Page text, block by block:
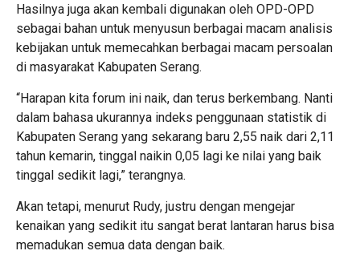
Hasilnya juga akan kembali digunakan oleh OPD-OPD
sebagai bahan untuk menyusun berbagai macam analisis
kebijakan untuk memecahkan berbagai macam persoalan
di masyarakat Kabupaten Serang.
“Harapan kita forum ini naik, dan terus berkembang. Nanti
dalam bahasa ukurannya indeks penggunaan statistik di
Kabupaten Serang yang sekarang baru 2,55 naik dari 2,11
tahun kemarin, tinggal naikin 0,05 lagi ke nilai yang baik
tinggal sedikit lagi,” terangnya.
Akan tetapi, menurut Rudy, justru dengan mengejar
kenaikan yang sedikit itu sangat berat lantaran harus bisa
memadukan semua data dengan baik.